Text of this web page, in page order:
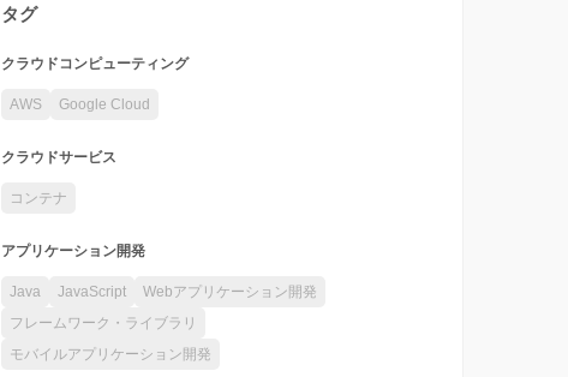
タグ
クラウドコンピューティング
AWS Google Cloud
クラウドサービス
コンテナ
アプリケーション開発
Java JavaScript
Webアプリケーション開発
フレームワーク・ライブラリ
モバイルアプリケーション開発